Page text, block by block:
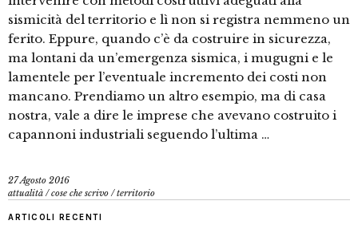
sismicità del territorio e lì non si registra nemmeno un
ferito. Eppure, quando c’è da costruire in sicurezza,
ma lontani da un’emergenza sismica, i mugugni e le
lamentele per l’eventuale incremento dei costi non
mancano. Prendiamo un altro esempio, ma di casa
nostra, vale a dire le imprese che avevano costruito i
capannoni industriali seguendo l’ultima …
27 Agosto 2016
attualità /cose che scrivo /territorio
ARTICOLI RECENTI